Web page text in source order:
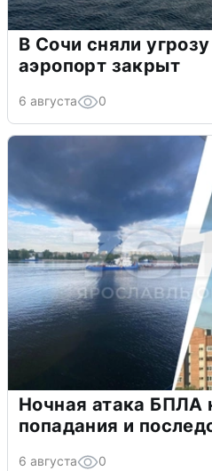
В Сочи сняли
аэропорт закрыт
6 августа 0
Ночная атака БПЛА
попадания и
6 августа 0